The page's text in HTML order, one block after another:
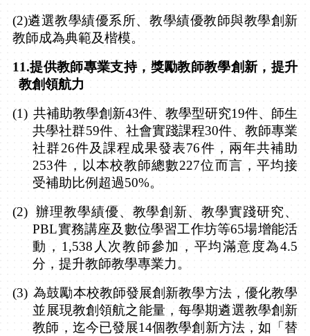
(2)遴選教學績優系所、教學績優教師與教學創新
教師成為典範及楷模。
11.提供教師專業支持，獎勵教師教學創新，提升
教創領航力
(1) 共補助教學創新43件、教學型研究19件、師生
共學社群59件、社會實踐課程30件、教師專業
社群26件及課程成果發表76件，兩年共補助
253件，以本校教師總數227位而言，平均接
受補助比例超過50%。
(2) 辦理教學績優、教學創新、教學實踐研究、
PBL實務講座及數位學習工作坊等65場增能活
動， 1,538 人次教師參加，平均滿意度為4.5
分，提升教師教學專業力。
(3) 為鼓勵本校教師發展創新教學方法，優化教學
並展現教創領航之能量，每學期遴選教學創新
教師 ， 迄今已發展14個教學創新方法，如「替